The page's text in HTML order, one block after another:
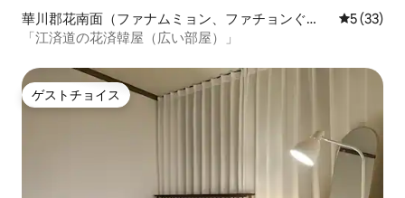
華川郡花南面（ファナムミョン、ファチョンぐ
ん）のタイニーハウス
レビュー
5 (33)
「江済道の花済韓屋（広い部屋）」
ゲストチョイス
ゲストチョイス